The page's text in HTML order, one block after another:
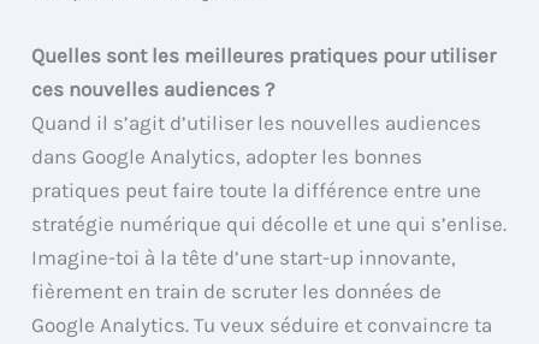
Quelles sont les meilleures pratiques pour utiliser
ces nouvelles audiences ?
Quand il s’agit d’utiliser les nouvelles audiences
dans Google Analytics, adopter les bonnes
pratiques peut faire toute la différence entre une
stratégie numérique qui décolle et une qui s’enlise.
Imagine-toi à la tête d’une start-up innovante,
fièrement en train de scruter les données de
Google Analytics. Tu veux séduire et convaincre ta